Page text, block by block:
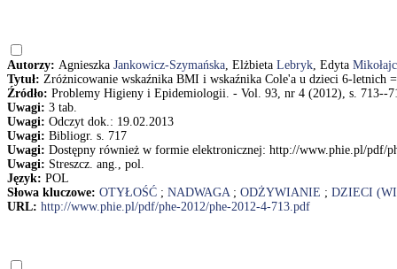
Autorzy: Agnieszka Jankowicz-Szymańska, Elżbieta Lebryk, Edyta
Tytuł: Zróżnicowanie wskaźnika BMI i wskaźnika Cole'a u dzieci 6-
Źródło: Problemy Higieny i Epidemiologii. - Vol. 93, nr 4 (2012), s. 713--
Uwagi: 3 tab.
Uwagi: Odczyt dok.: 19.02.2013
Uwagi: Bibliogr. s. 717
Uwagi: Dostępny również w formie elektronicznej: http://www.phie.pl/pdf/
Uwagi: Streszcz. ang., pol.
Język: POL
Słowa kluczowe: OTYŁOŚĆ ; NADWAGA; ODŻYWIANIE ; DZIECI
URL: http://www.phie.pl/pdf/phe-2012/phe-2012-4-713.pdf